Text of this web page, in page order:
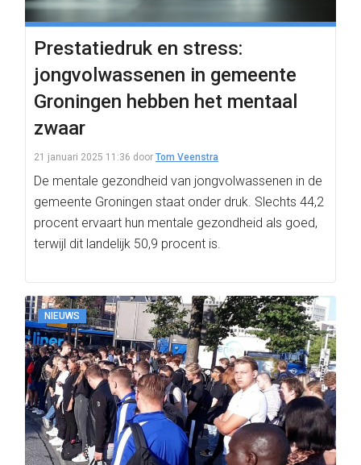
Prestatiedruk en stress:
jongvolwassenen in gemeente
Groningen hebben het mentaal
zwaar
21 januari 2025 11:36 door Tom Veenstra
De mentale gezondheid van jongvolwassenen in de
gemeente Groningen staat onder druk. Slechts 44,2
procent ervaart hun mentale gezondheid als goed,
terwijl dit landelijk 50,9 procent is.
NIEUWS